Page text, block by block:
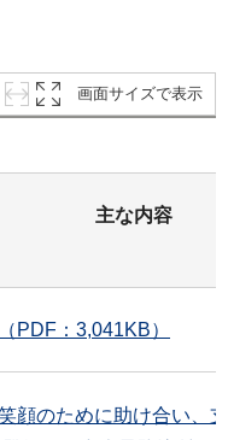
画面サイズで表示
主な内容
PDF：3,041KB）
顔のために助け合い、